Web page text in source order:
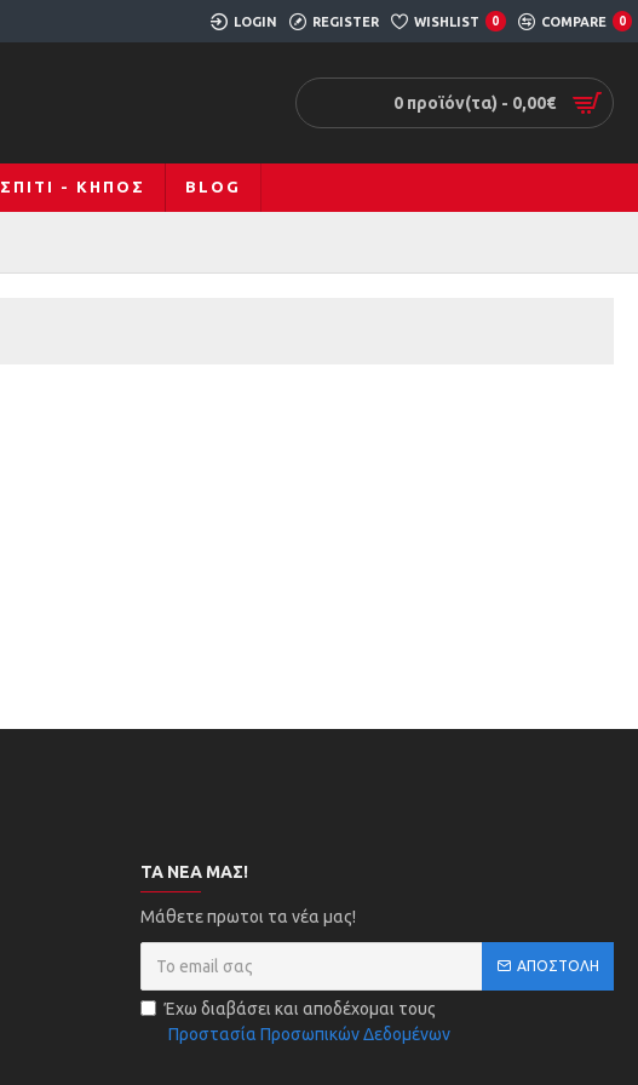
LOGIN REGISTER WISHLIST 0 COMPARE 0
0 προϊόν(τα) - 0,00€
ΣΠΊΤΙ - ΚΉΠΟΣ BLOG
ΤΑ ΝΈΑ ΜΑΣ!
Μάθετε πρωτοι τα νέα μας!
ΑΠΟΣΤΟΛΉ
Έχω διαβάσει και αποδέχομαι τους
Προστασία Προσωπικών Δεδομένων